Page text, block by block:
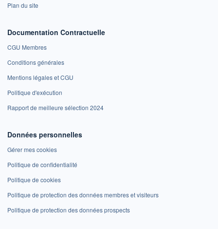
Plan du site
Documentation Contractuelle
CGU Membres
Conditions générales
Mentions légales et CGU
Politique d'exécution
Rapport de meilleure sélection 2024
Données personnelles
Gérer mes cookies
Politique de confidentialité
Politique de cookies
Politique de protection des données membres et visiteurs
Politique de protection des données prospects